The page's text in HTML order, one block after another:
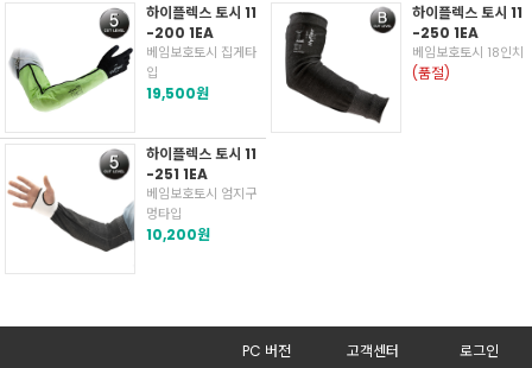
하이플렉스 토시 11
-200 1EA
베임보호토시 집게타
입
19,500원
하이플렉스 토시 11
-250 1EA
베임보호토시 18인치
(품절)
하이플렉스 토시 11
-251 1EA
베임보호토시 엄지구
멍타입
10,200원
PC 버전 고객센터 로그인